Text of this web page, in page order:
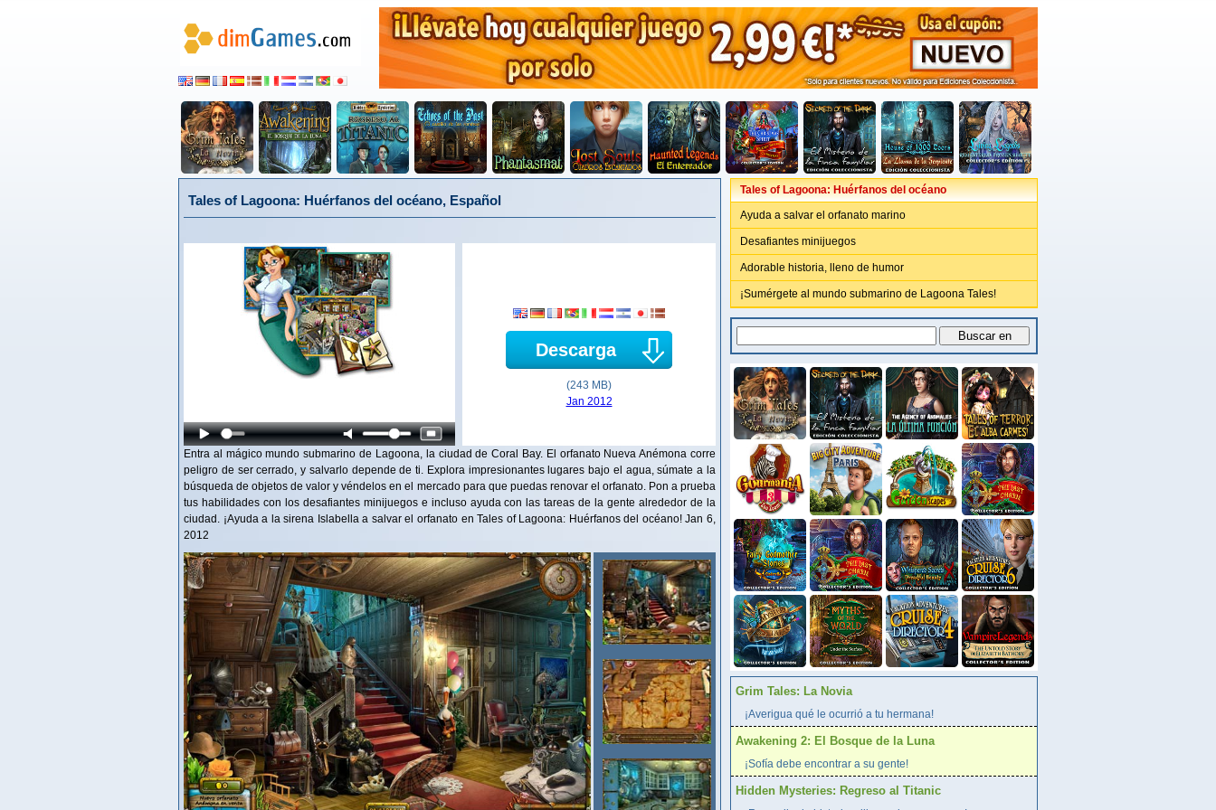
Tales of Lagoona: Huérfanos del océano, Español
Descarga
(243 MB)
Jan 2012
Entra al mágico mundo submarino de Lagoona, la ciudad de Coral Bay. El orfanato Nueva Anémona corre
peligro de ser cerrado, y salvarlo depende de ti. Explora impresionantes lugares bajo el agua, súmate a la
búsqueda de objetos de valor y véndelos en el mercado para que puedas renovar el orfanato. Pon a prueba
tus habilidades con los desafiantes minijuegos e incluso ayuda con las tareas de la gente alrededor de la
ciudad. ¡Ayuda a la sirena Islabella a salvar el orfanato en Tales of Lagoona: Huérfanos del océano! Jan 6,
2012
Tales of Lagoona: Huérfanos del océano
Ayuda a salvar el orfanato marino
Desafiantes minijuegos
Adorable historia, lleno de humor
¡Sumérgete al mundo submarino de Lagoona Tales!
Grim Tales: La Novia
¡Averigua qué le ocurrió a tu hermana!
Awakening 2: El Bosque de la Luna
¡Sofía debe encontrar a su gente!
Hidden Mysteries: Regreso al Titanic